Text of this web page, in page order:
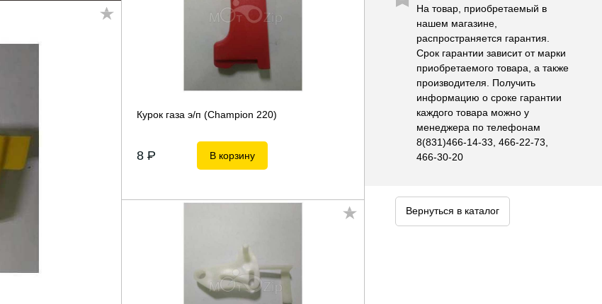
На товар, приобретаемый в
нашем магазине,
распространяется гарантия.
Срок гарантии зависит от марки
приобретаемого товара, а также
производителя. Получить
информацию о сроке гарантии
каждого товара можно у
менеджера по телефонам
8(831)466-14-33, 466-22-73,
466-30-20
Вернуться в каталог
Курок газа э/п (Champion 220)
8 P В корзину